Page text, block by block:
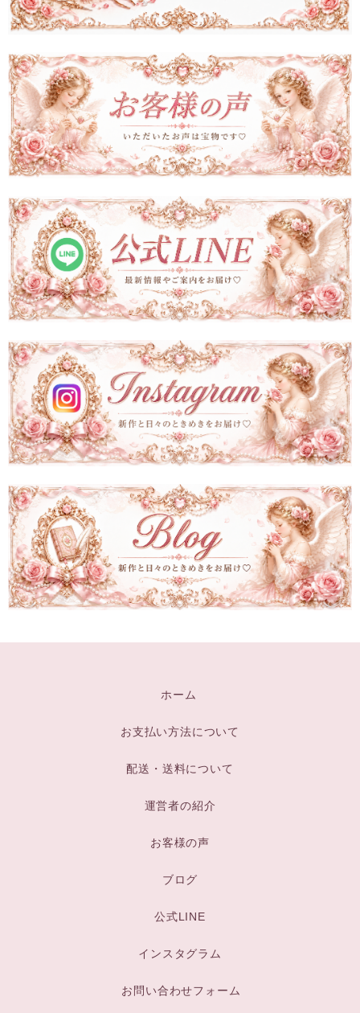
ホーム
お支払い方法について
配送・送料について
運営者の紹介
お客様の声
ブログ
公式LINE
インスタグラム
お問い合わせフォーム